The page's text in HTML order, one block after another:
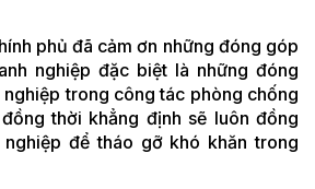
phủ đã cảm ơn những đóng góp
nghiệp đặc biệt là những đóng
trong công tác phòng chống
thời khẳng định sẽ luôn đồng
để tháo gỡ khó khăn trong